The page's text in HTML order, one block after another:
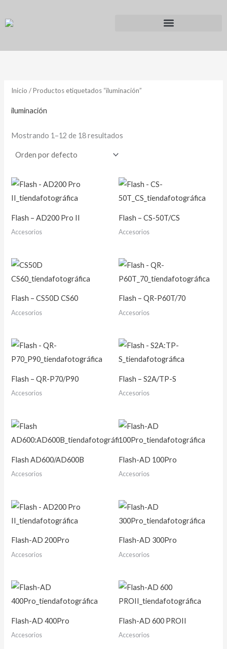
Inicio / Productos etiquetados “iluminación”
iluminación
Mostrando 1–12 de 18 resultados
Flash – AD200 Pro II
Accesorios
Flash – CS-50T/CS
Accesorios
Flash – CS50D CS60
Accesorios
Flash – QR-P60T/70
Accesorios
Flash – QR-P70/P90
Accesorios
Flash – S2A/TP-S
Accesorios
Flash AD600/AD600B
Accesorios
Flash-AD 100Pro
Accesorios
Flash-AD 200Pro
Accesorios
Flash-AD 300Pro
Accesorios
Flash-AD 400Pro
Accesorios
Flash-AD 600 PROII
Accesorios